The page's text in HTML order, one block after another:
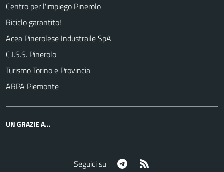
Centro per l'impiego Pinerolo
Riciclo garantito!
Acea Pinerolese Industraile SpA
C.I.S.S. Pinerolo
Turismo Torino e Provincia
ARPA Piemonte
UN GRAZIE A...
Seguici su Telegram